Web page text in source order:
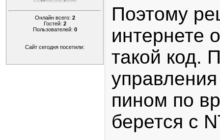
Онлайн всего: 2
Гостей: 2
Пользователей: 0
Сайт сегодня посетили:
Поэтому
интернете
такой код.
пином по
берется с